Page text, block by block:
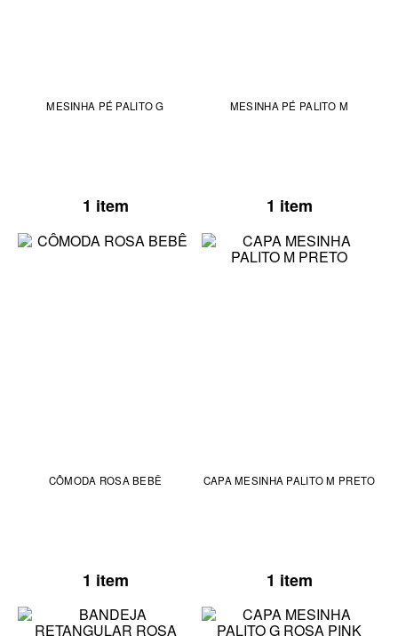
MESINHA PÉ PALITO G
1 item
MESINHA PÉ PALITO M
1 item
CÔMODA ROSA BEBÊ
1 item
CAPA MESINHA PALITO M PRETO
1 item